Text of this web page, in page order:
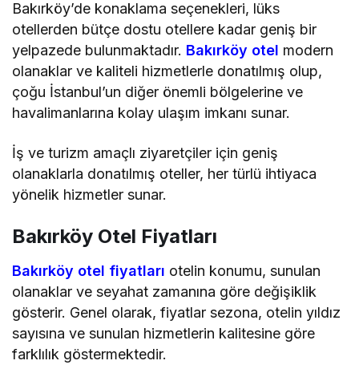
Bakırköy’de konaklama seçenekleri, lüks
otellerden bütçe dostu otellere kadar geniş bir
yelpazede bulunmaktadır. Bakırköy otel modern
olanaklar ve kaliteli hizmetlerle donatılmış olup,
çoğu İstanbul’un diğer önemli bölgelerine ve
havalimanlarına kolay ulaşım imkanı sunar.
İş ve turizm amaçlı ziyaretçiler için geniş
olanaklarla donatılmış oteller, her türlü ihtiyaca
yönelik hizmetler sunar.
Bakırköy Otel Fiyatları
Bakırköy otel fiyatları otelin konumu, sunulan
olanaklar ve seyahat zamanına göre değişiklik
gösterir. Genel olarak, fiyatlar sezona, otelin yıldız
sayısına ve sunulan hizmetlerin kalitesine göre
farklılık göstermektedir.